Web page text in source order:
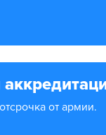
от армии.